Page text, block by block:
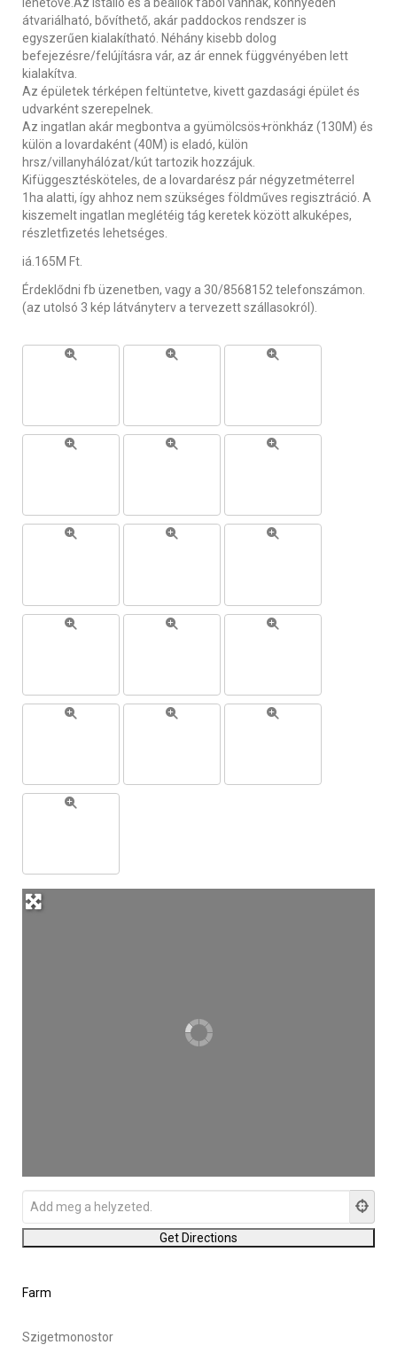
lehetővé.Az istálló és a beállók fából vannak, könnyedén
átvariálható, bővíthető, akár paddockos rendszer is
egyszerűen kialakítható. Néhány kisebb dolog
befejezésre/felújításra vár, az ár ennek függvényében lett
kialakítva.
Az épületek térképen feltüntetve, kivett gazdasági épület és
udvarként szerepelnek.
Az ingatlan akár megbontva a gyümölcsös+rönkház (130M) és
külön a lovardaként (40M) is eladó, külön
hrsz/villanyhálózat/kút tartozik hozzájuk.
Kifüggesztésköteles, de a lovardarész pár négyzetméterrel
1ha alatti, így ahhoz nem szükséges földműves regisztráció. A
kiszemelt ingatlan meglétéig tág keretek között alkuképes,
részletfizetés lehetséges.
iá.165M Ft.
Érdeklődni fb üzenetben, vagy a 30/8568152 telefonszámon.
(az utolsó 3 kép látványterv a tervezett szállasokról).
Farm
Szigetmonostor